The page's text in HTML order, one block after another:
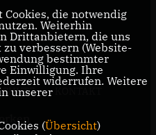
Cookies, die notwendig
Weiterhin
Drittanbietern, die uns
verbessern (Website-
bestimmter
Einwilligung. Ihre
widerrufen. Weitere
unserer
(Übersicht)